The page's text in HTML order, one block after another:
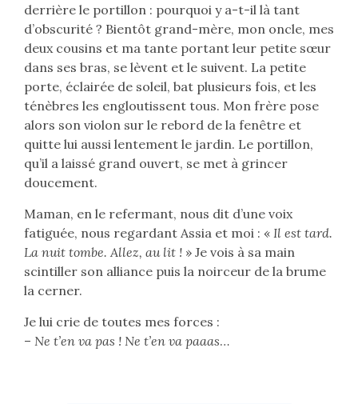
derrière le portillon : pourquoi y a-t-il là tant
d’obscurité ? Bientôt grand-mère, mon oncle, mes
deux cousins et ma tante portant leur petite sœur
dans ses bras, se lèvent et le suivent. La petite
porte, éclairée de soleil, bat plusieurs fois, et les
ténèbres les engloutissent tous. Mon frère pose
alors son violon sur le rebord de la fenêtre et
quitte lui aussi lentement le jardin. Le portillon,
qu’il a laissé grand ouvert, se met à grincer
doucement.
Maman, en le refermant, nous dit d’une voix
fatiguée, nous regardant Assia et moi : « Il est tard.
La nuit tombe. Allez, au lit ! » Je vois à sa main
scintiller son alliance puis la noirceur de la brume
la cerner.
Je lui crie de toutes mes forces :
– Ne t’en va pas ! Ne t’en va paaas…